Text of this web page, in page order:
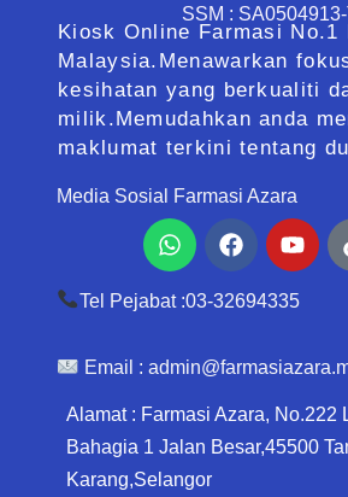
SSM :
Kiosk Online Farmasi No.1
Malaysia.Menawarkan
kesihatan yang berkualiti
milik.Memudahkan anda
maklumat terkini tentang
Media Sosial Farmasi Azara
WhatsappFacebook
Tel Pejabat :03-32694335
Email :
Alamat : Farmasi Azara, No.222
Bahagia 1 Jalan Besar,45500
Karang,Selangor